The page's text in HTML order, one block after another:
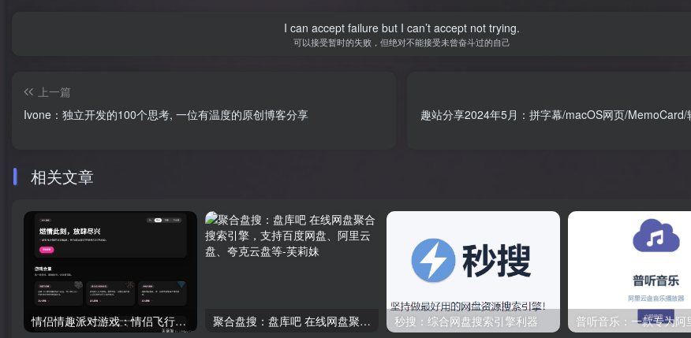
I can accept failure but I can’t accept not trying.
可以接受暂时的失败，但绝对不能接受未曾奋斗过的自己
上一篇
Ivone：独立开发的100个思考, 一位有温度的原创博客分享
趣站分享2024年5月：拼字幕/macOS网页/MemoCard/
相关文章
情侣情趣派对游戏：情侣飞行棋+真心话大冒险新增好孩子版本 聚合盘搜：盘库吧 在线网盘聚合搜索引擎，支持百度网盘、阿里云盘、夸克云盘等 秒搜：综合网盘搜索引擎利器